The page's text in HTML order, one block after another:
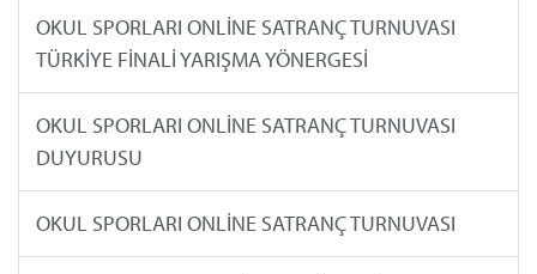
OKUL SPORLARI ONLİNE SATRANÇ TURNUVASI
TÜRKİYE FİNALİ YARIŞMA YÖNERGESİ
OKUL SPORLARI ONLİNE SATRANÇ TURNUVASI
DUYURUSU
OKUL SPORLARI ONLİNE SATRANÇ TURNUVASI